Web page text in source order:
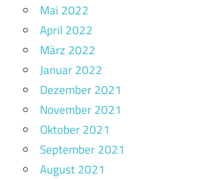
Mai 2022
April 2022
März 2022
Januar 2022
Dezember 2021
November 2021
Oktober 2021
September 2021
August 2021